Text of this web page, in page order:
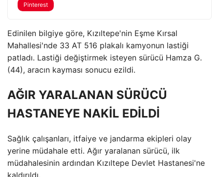
Pinterest
Edinilen bilgiye göre, Kızıltepe'nin Eşme Kırsal
Mahallesi'nde 33 AT 516 plakalı kamyonun lastiği
patladı. Lastiği değiştirmek isteyen sürücü Hamza G.
(44), aracın kayması sonucu ezildi.
AĞIR YARALANAN SÜRÜCÜ
HASTANEYE NAKİL EDİLDİ
Sağlık çalışanları, itfaiye ve jandarma ekipleri olay
yerine müdahale etti. Ağır yaralanan sürücü, ilk
müdahalesinin ardından Kızıltepe Devlet Hastanesi'ne
kaldırıldı.